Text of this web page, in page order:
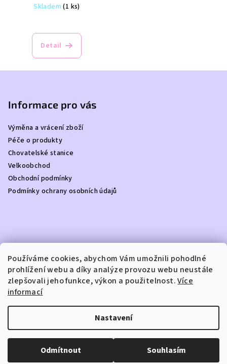
Používáme cookies, abychom Vám umožnili pohodlné
prohlížení webu a díky analýze provozu webu neustále
zlepšovali jeho funkce, výkon a použitelnost.Více
informací
Nastavení
Odmítnout Souhlasím
Skladem(1 ks)
Detail
Informace pro vás
Výměna a vrácení zboží
Péče o produkty
Chovatelské stanice
Velkoobchod
Obchodní podmínky
Podmínky ochrany osobních údajů
Kontakt
info @dottydoggie.cz
+420739459984
DOTTY DOGGIE